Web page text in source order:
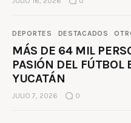
DEPORTES DESTACADOS
MÁS DE 64 MIL
PASIÓN DEL FÚTBOL
YUCATÁN
JULIO 7, 2026 0